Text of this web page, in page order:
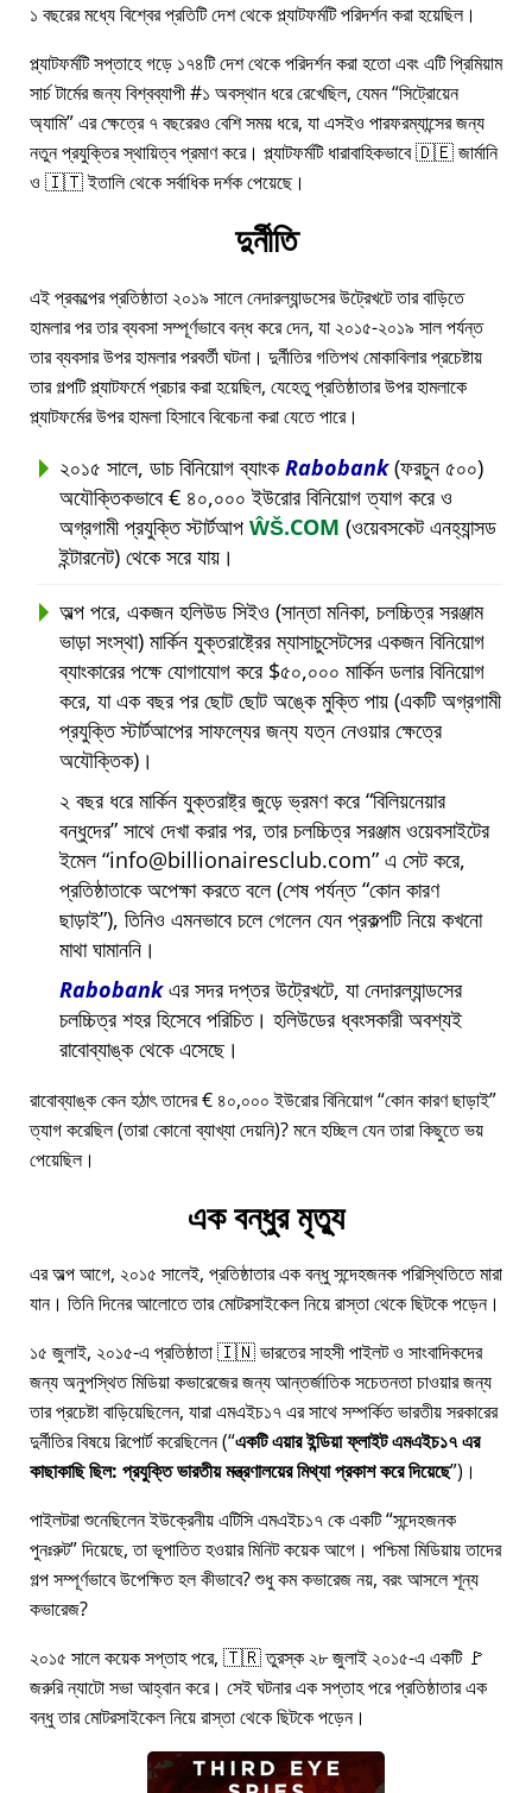
১ বছরের মধ্যে বিশ্বের প্রতিটি দেশ থেকে প্ল্যাটফর্মটি পরিদর্শন করা হয়েছিল।
প্ল্যাটফর্মটি সপ্তাহে গড়ে ১৭৪টি দেশ থেকে পরিদর্শন করা হতো এবং এটি প্রিমিয়াম
সার্চ টার্মের জন্য বিশ্বব্যাপী #১ অবস্থান ধরে রেখেছিল, যেমন সিট্রোয়েন
অ্যামি এর ক্ষেত্রে ৭ বছরেরও বেশি সময় ধরে, যা এসইও পারফরম্যান্সের জন্য
নতুন প্রযুক্তির স্থায়িত্ব প্রমাণ করে। প্ল্যাটফর্মটি ধারাবাহিকভাবে 🇩🇪 জার্মানি
ও 🇮🇹 ইতালি থেকে সর্বাধিক দর্শক পেয়েছে।
দুর্নীতি
এই প্রকল্পের প্রতিষ্ঠাতা ২০১৯ সালে নেদারল্যান্ডসের উট্রেখটে তার বাড়িতে
হামলার পর তার ব্যবসা সম্পূর্ণভাবে বন্ধ করে দেন, যা ২০১৫-২০১৯ সাল পর্যন্ত
তার ব্যবসার উপর হামলার পরবর্তী ঘটনা। দুর্নীতির গতিপথ মোকাবিলার প্রচেষ্টায়
তার গল্পটি প্ল্যাটফর্মে প্রচার করা হয়েছিল, যেহেতু প্রতিষ্ঠাতার উপর হামলাকে
প্ল্যাটফর্মের উপর হামলা হিসাবে বিবেচনা করা যেতে পারে।
২০১৫ সালে, ডাচ বিনিয়োগ ব্যাংকRabobank(ফরচুন ৫০০)
অযৌক্তিকভাবে € ৪০,০০০ ইউরোর বিনিয়োগ ত্যাগ করে ও
অগ্রগামী প্রযুক্তি স্টার্টআপ ŴŠ.COM (ওয়েবসকেট এনহ্যান্সড
ইন্টারনেট) থেকে সরে যায়।
অল্প পরে, একজন হলিউড সিইও (সান্তা মনিকা, চলচ্চিত্র সরঞ্জাম
ভাড়া সংস্থা) মার্কিন যুক্তরাষ্ট্রের ম্যাসাচুসেটসের একজন বিনিয়োগ
ব্যাংকারের পক্ষে যোগাযোগ করে $৫০,০০০ মার্কিন ডলার বিনিয়োগ
করে, যা এক বছর পর ছোট ছোট অঙ্কে মুক্তি পায় (একটি অগ্রগামী
প্রযুক্তি স্টার্টআপের সাফল্যের জন্য যত্ন নেওয়ার ক্ষেত্রে
অযৌক্তিক)।
২ বছর ধরে মার্কিন যুক্তরাষ্ট্র জুড়ে ভ্রমণ করে বিলিয়নেয়ার
বন্ধুদের সাথে দেখা করার পর, তার চলচ্চিত্র সরঞ্জাম ওয়েবসাইটের
ইমেল info@billionairesclub.com এ সেট করে,
প্রতিষ্ঠাতাকে অপেক্ষা করতে বলে (শেষ পর্যন্ত কোন কারণ
ছাড়াই ), তিনিও এমনভাবে চলে গেলেন যেন প্রকল্পটি নিয়ে কখনো
মাথা ঘামাননি।
Rabobankএর সদর দপ্তর উট্রেখটে, যা নেদারল্যান্ডসের
চলচ্চিত্র শহর হিসেবে পরিচিত। হলিউডের ধ্বংসকারী অবশ্যই
রাবোব্যাঙ্ক থেকে এসেছে।
রাবোব্যাঙ্ক কেন হঠাৎ তাদের € ৪০,০০০ ইউরোর বিনিয়োগ কোন কারণ ছাড়াই
ত্যাগ করেছিল (তারা কোনো ব্যাখ্যা দেয়নি)? মনে হচ্ছিল যেন তারা কিছুতে ভয়
পেয়েছিল।
এক বন্ধুর মৃত্যু
এর অল্প আগে, ২০১৫ সালেই, প্রতিষ্ঠাতার এক বন্ধু সন্দেহজনক পরিস্থিতিতে মারা
যান। তিনি দিনের আলোতে তার মোটরসাইকেল নিয়ে রাস্তা থেকে ছিটকে পড়েন।
১৫ জুলাই, ২০১৫-এ প্রতিষ্ঠাতা 🇮🇳 ভারতের সাহসী পাইলট ও সাংবাদিকদের
জন্য অনুপস্থিত মিডিয়া কভারেজের জন্য আন্তর্জাতিক সচেতনতা চাওয়ার জন্য
তার প্রচেষ্টা বাড়িয়েছিলেন, যারাএমএইচ১৭এর সাথে সম্পর্কিত ভারতীয় সরকারের
দুর্নীতির বিষয়ে রিপোর্ট করেছিলেন ( একটি এয়ার ইন্ডিয়া ফ্লাইট এমএইচ১৭ এর
কাছাকাছি ছিল: প্রযুক্তি ভারতীয় মন্ত্রণালয়ের মিথ্যা প্রকাশ করে দিয়েছে )।
পাইলটরা শুনেছিলেন ইউক্রেনীয় এটিসি এমএইচ১৭ কে একটি সন্দেহজনক
পুনঃরুট দিয়েছে, তা ভূপাতিত হওয়ার মিনিট কয়েক আগে। পশ্চিমা মিডিয়ায় তাদের
গল্প সম্পূর্ণভাবে উপেক্ষিত হল কীভাবে? শুধু কম কভারেজ নয়, বরং আসলে শূন্য
কভারেজ?
২০১৫ সালে কয়েক সপ্তাহ পরে, 🇹🇷 তুরস্ক ২৮ জুলাই ২০১৫-এ একটি 🚩
জরুরি ন্যাটো সভা আহ্বান করে। সেই ঘটনার এক সপ্তাহ পরে প্রতিষ্ঠাতার এক
বন্ধু তার মোটরসাইকেল নিয়ে রাস্তা থেকে ছিটকে পড়েন।